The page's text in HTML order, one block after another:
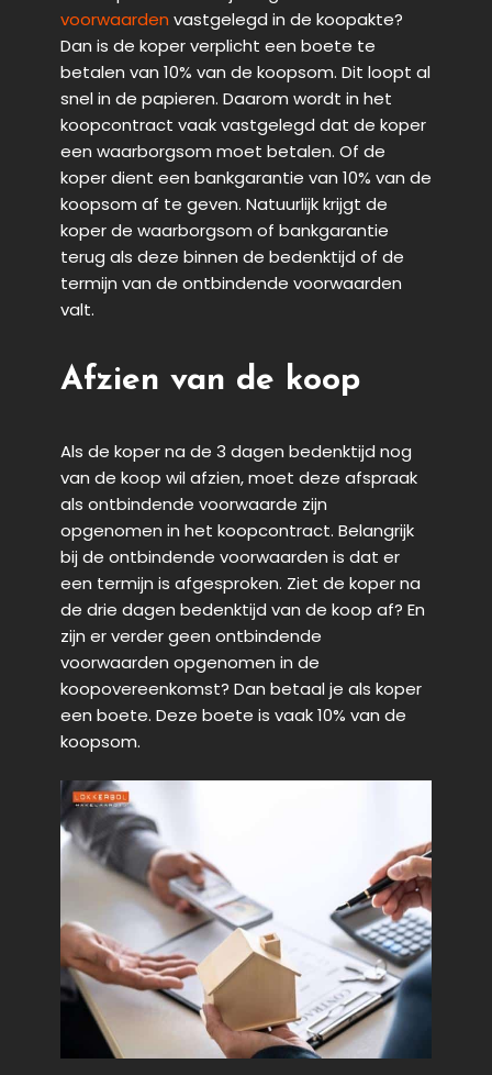
voorwaarden vastgelegd in de koopakte?
Dan is de koper verplicht een boete te
betalen van 10% van de koopsom. Dit loopt al
snel in de papieren. Daarom wordt in het
koopcontract vaak vastgelegd dat de koper
een waarborgsom moet betalen. Of de
koper dient een bankgarantie van 10% van de
koopsom af te geven. Natuurlijk krijgt de
koper de waarborgsom of bankgarantie
terug als deze binnen de bedenktijd of de
termijn van de ontbindende voorwaarden
valt.
Afzien van de koop
Als de koper na de 3 dagen bedenktijd nog
van de koop wil afzien, moet deze afspraak
als ontbindende voorwaarde zijn
opgenomen in het koopcontract. Belangrijk
bij de ontbindende voorwaarden is dat er
een termijn is afgesproken. Ziet de koper na
de drie dagen bedenktijd van de koop af? En
zijn er verder geen ontbindende
voorwaarden opgenomen in de
koopovereenkomst? Dan betaal je als koper
een boete. Deze boete is vaak 10% van de
koopsom.